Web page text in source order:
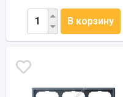
В корзину